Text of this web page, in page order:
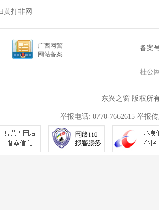
黄打非网 |
备案
桂公
东兴之窗 版权所
举报电话: 0770-7662615 举报
广西网警
网站备案